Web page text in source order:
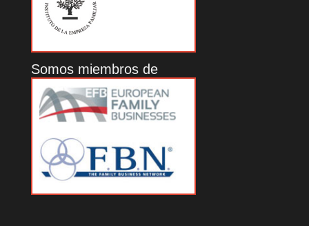
Somos miembros de